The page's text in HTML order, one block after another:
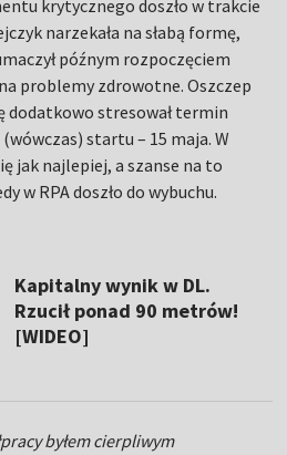
krytycznego doszło w trakcie
narzekała na słabą formę,
późnym rozpoczęciem
problemy zdrowotne. Oszczep
dodatkowo stresował termin
startu – 15 maja. W
jak najlepiej, a szanse na to
w RPA doszło do wybuchu.
Kapitalny wynik w DL.
Rzucił ponad 90 metrów!
[WIDEO]
byłem cierpliwym